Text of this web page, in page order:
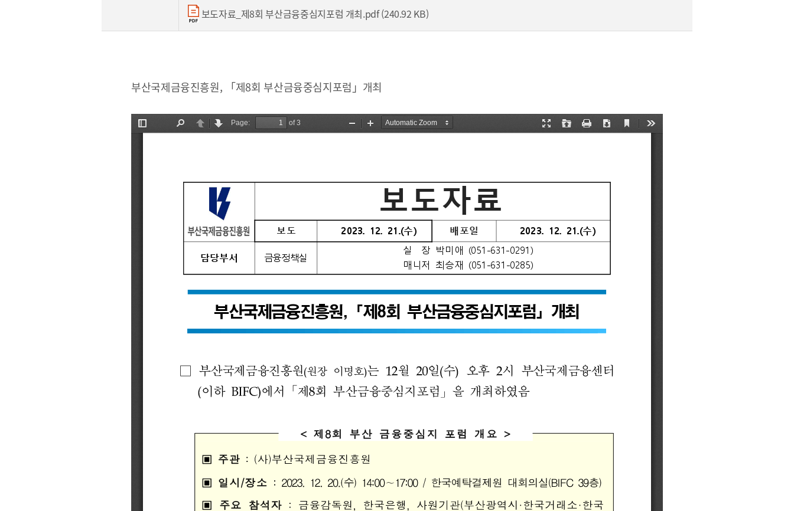
2026
2023
2022
2021
BIFC금융강좌
조회/취소
지난강좌
연간운영 계획표
해양금융정보
해양금융 아카데미
60초해양금융
금융 교육활동 모음
소개
설립목적
조직도
해양금융센터
보도자료_제8회 부산금융중심지포럼 개최.pdf (240.92 KB)
부산국제금융진흥원, 「제8회 부산금융중심지포럼」개최